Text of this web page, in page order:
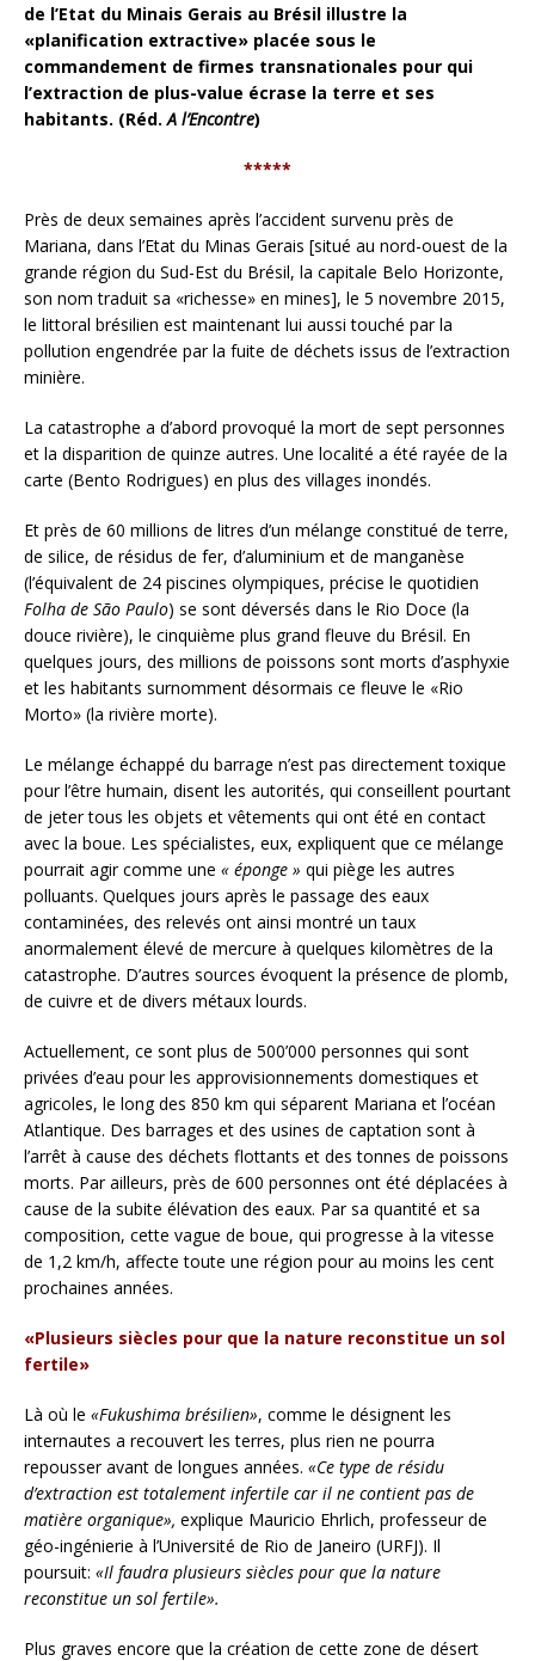
de l’Etat du Minais Gerais au Brésil illustre la
«planification extractive» placée sous le
commandement de firmes transnationales pour qui
l’extraction de plus-value écrase la terre et ses
habitants. (Réd.A l’Encontre)
*****
Près de deux semaines après l’accident survenu près de
Mariana, dans l’Etat du Minas Gerais [situé au nord-ouest de la
grande région du Sud-Est du Brésil, la capitale Belo Horizonte,
son nom traduit sa «richesse» en mines], le 5 novembre 2015,
le littoral brésilien est maintenant lui aussi touché par la
pollution engendrée par la fuite de déchets issus de l’extraction
minière.
La catastrophe a d’abord provoqué la mort de sept personnes
et la disparition de quinze autres. Une localité a été rayée de la
carte (Bento Rodrigues) en plus des villages inondés.
Et près de 60 millions de litres d’un mélange constitué de terre,
de silice, de résidus de fer, d’aluminium et de manganèse
(l’équivalent de 24 piscines olympiques, précise le quotidien
Folha de São Paulo) se sont déversés dans le Rio Doce (la
douce rivière), le cinquième plus grand fleuve du Brésil. En
quelques jours, des millions de poissons sont morts d’asphyxie
et les habitants surnomment désormais ce fleuve le «Rio
Morto» (la rivière morte).
Le mélange échappé du barrage n’est pas directement toxique
pour l’être humain, disent les autorités, qui conseillent pourtant
de jeter tous les objets et vêtements qui ont été en contact
avec la boue. Les spécialistes, eux, expliquent que ce mélange
pourrait agir comme une « éponge » qui piège les autres
polluants. Quelques jours après le passage des eaux
contaminées, des relevés ont ainsi montré un taux
anormalement élevé de mercure à quelques kilomètres de la
catastrophe. D’autres sources évoquent la présence de plomb,
de cuivre et de divers métaux lourds.
Actuellement, ce sont plus de 500’000 personnes qui sont
privées d’eau pour les approvisionnements domestiques et
agricoles, le long des 850 km qui séparent Mariana et l’océan
Atlantique. Des barrages et des usines de captation sont à
l’arrêt à cause des déchets flottants et des tonnes de poissons
morts. Par ailleurs, près de 600 personnes ont été déplacées à
cause de la subite élévation des eaux. Par sa quantité et sa
composition, cette vague de boue, qui progresse à la vitesse
de 1,2 km/h, affecte toute une région pour au moins les cent
prochaines années.
«Plusieurs siècles pour que la nature reconstitue un sol
fertile»
Là où le «Fukushima brésilien», comme le désignent les
internautes a recouvert les terres, plus rien ne pourra
repousser avant de longues années. «Ce type de résidu
d’extraction est totalement infertile car il ne contient pas de
matière organique», explique Mauricio Ehrlich, professeur de
géo-ingénierie à l’Université de Rio de Janeiro (URFJ). Il
poursuit: «Il faudra plusieurs siècles pour que la nature
reconstitue un sol fertile».
Plus graves encore que la création de cette zone de désert